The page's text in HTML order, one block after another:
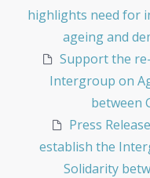
highlights need for
ageing and
Support the
Intergroup on
between
Press
establish the
Solidarity